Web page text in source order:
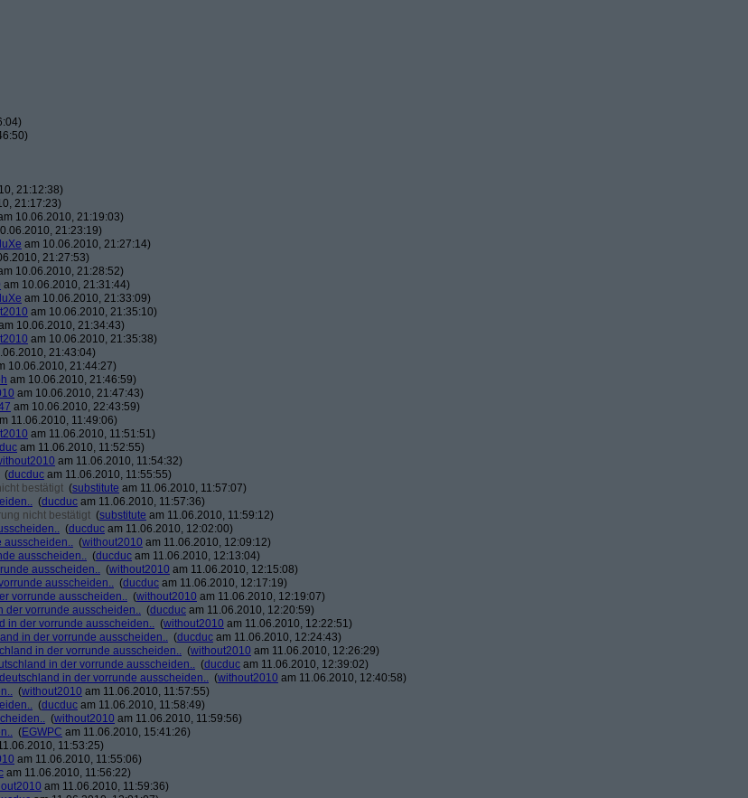
21:12:38)
21:17:23)
10.06.2010, 21:19:03)
21:23:19)
am 10.06.2010, 21:27:14)
21:27:53)
10.06.2010, 21:28:52)
am 10.06.2010, 21:31:44)
am 10.06.2010, 21:33:09)
am 10.06.2010, 21:35:10)
10.06.2010, 21:34:43)
am 10.06.2010, 21:35:38)
21:43:04)
10.06.2010, 21:44:27)
am 10.06.2010, 21:46:59)
am 10.06.2010, 21:47:43)
am 10.06.2010, 22:43:59)
11.06.2010, 11:49:06)
am 11.06.2010, 11:51:51)
am 11.06.2010, 11:52:55)
am 11.06.2010, 11:54:32)
(ducduc am 11.06.2010, 11:55:55)
bestätigt (substitute am 11.06.2010, 11:57:07)
(ducduc am 11.06.2010, 11:57:36)
nicht bestätigt (substitute am 11.06.2010, 11:59:12)
(ducduc am 11.06.2010, 12:02:00)
ausscheiden.. (without2010 am 11.06.2010, 12:09:12)
ausscheiden.. (ducduc am 11.06.2010, 12:13:04)
ausscheiden.. (without2010 am 11.06.2010, 12:15:08)
ausscheiden.. (ducduc am 11.06.2010, 12:17:19)
vorrunde ausscheiden.. (without2010 am 11.06.2010, 12:19:07)
der vorrunde ausscheiden.. (ducduc am 11.06.2010, 12:20:59)
in der vorrunde ausscheiden.. (without2010 am 11.06.2010, 12:22:51)
in der vorrunde ausscheiden.. (ducduc am 11.06.2010, 12:24:43)
in der vorrunde ausscheiden.. (without2010 am 11.06.2010, 12:26:29)
in der vorrunde ausscheiden.. (ducduc am 11.06.2010, 12:39:02)
in der vorrunde ausscheiden.. (without2010 am 11.06.2010, 12:40:58)
(without2010 am 11.06.2010, 11:57:55)
(ducduc am 11.06.2010, 11:58:49)
(without2010 am 11.06.2010, 11:59:56)
(EGWPC am 11.06.2010, 15:41:26)
11:53:25)
am 11.06.2010, 11:55:06)
am 11.06.2010, 11:56:22)
am 11.06.2010, 11:59:36)